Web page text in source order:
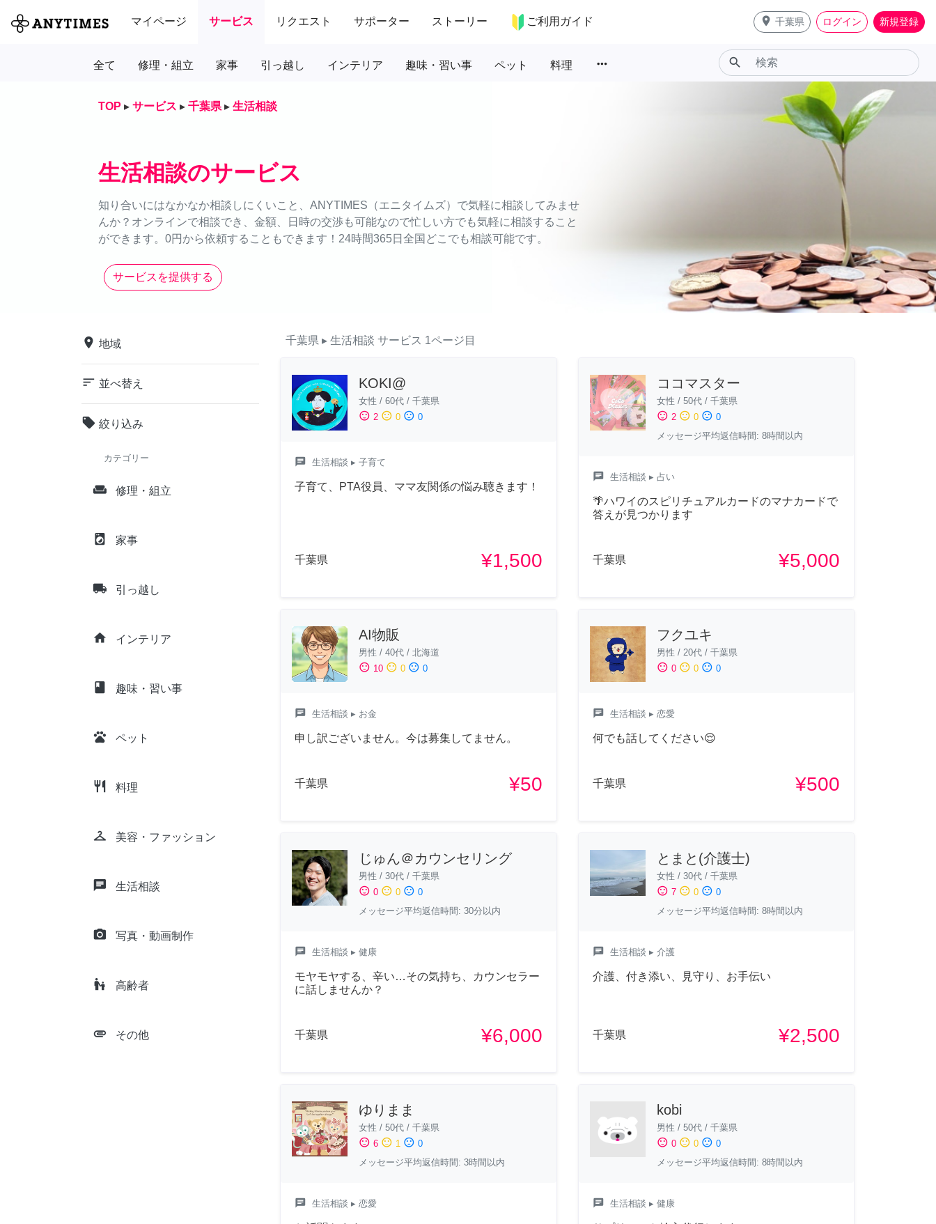
マイページ サービス リクエスト サポーター ストーリー ご利用ガイド place 千葉県 ログイン 新規登録
全て 修理・組立 家事 引っ越し インテリア 趣味・習い事 ペット 料理 more_horiz search
TOP ▸ サービス ▸ 千葉県 ▸ 生活相談
生活相談のサービス
知り合いにはなかなか相談しにくいこと、ANYTIMES（エニタイムズ）で気軽に相談してみませ
んか？オンラインで相談でき、金額、日時の交渉も可能なので忙しい方でも気軽に相談すること
ができます。0円から依頼することもできます！24時間365日全国どこでも相談可能です。
サービスを提供する
place 地域
sort 並べ替え
local_offer 絞り込み
カテゴリー
weekend 修理・組立
local_laundry_service 家事
local_shipping 引っ越し
home インテリア
class 趣味・習い事
pets ペット
restaurant 料理
checkroom 美容・ファッション
chat 生活相談
camera_alt 写真・動画制作
escalator_warning 高齢者
attachment その他
千葉県 ▸ 生活相談 サービス 1ページ目
KOKI@
女性 / 60代 / 千葉県
sentiment_satisfied 2 sentiment_neutral 0 sentiment_dissatisfied 0
chat 生活相談 ▸ 子育て
子育て、PTA役員、ママ友関係の悩み聴きます！
千葉県 ¥1,500
ココマスター
女性 / 50代/ 千葉県
sentiment_satisfied 2 sentiment_neutral 0 sentiment_dissatisfied 0
メッセージ平均返信時間: 8時間以内
chat 生活相談 ▸ 占い
🌴ハワイのスピリチュアルカードのマナカードで
答えが見つかります
千葉県 ¥5,000
AI物販
男性 / 40代 / 北海道
sentiment_satisfied 10 sentiment_neutral 0 sentiment_dissatisfied 0
chat 生活相談 ▸ お金
申し訳ございません。今は募集してません。
千葉県 ¥50
フクユキ
男性 / 20代/ 千葉県
sentiment_satisfied 0 sentiment_neutral 0 sentiment_dissatisfied 0
chat 生活相談 ▸ 恋愛
何でも話してください😌
千葉県 ¥500
じゅん＠カウンセリング
男性 / 30代 / 千葉県
sentiment_satisfied 0 sentiment_neutral 0 sentiment_dissatisfied 0
メッセージ平均返信時間: 30分以内
chat 生活相談 ▸ 健康
モヤモヤする、辛い…その気持ち、カウンセラー
に話しませんか？
千葉県 ¥6,000
とまと(介護士)
女性 / 30代/ 千葉県
sentiment_satisfied 7 sentiment_neutral 0 sentiment_dissatisfied 0
メッセージ平均返信時間: 8時間以内
chat 生活相談 ▸ 介護
介護、付き添い、見守り、お手伝い
千葉県 ¥2,500
ゆりまま
女性 / 50代 / 千葉県
sentiment_satisfied 6 sentiment_neutral 1 sentiment_dissatisfied 0
メッセージ平均返信時間: 3時間以内
chat 生活相談 ▸ 恋愛
kobi
男性 / 50代/ 千葉県
sentiment_satisfied 0 sentiment_neutral 0 sentiment_dissatisfied 0
メッセージ平均返信時間: 8時間以内
chat 生活相談 ▸ 健康